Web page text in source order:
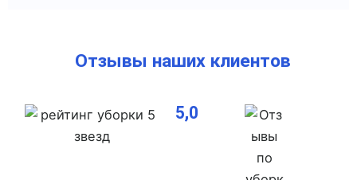
Отзывы наших клиентов
5,0